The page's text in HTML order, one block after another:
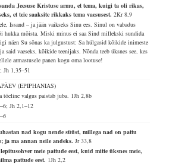
Jeesuse Kristuse armu, et tema, kuigi ta oli rikas,
et teie saaksite rikkaks tema vaesusest.2Kr 8,9
Issand – ja jään vaikseks Sinu ees. Sinul on vabadus
hukka mõista. Miski minus ei saa Sind millekski sundida
näen Su sõnas ka julgustust: Sa hülgasid kõikide inimeste
said vaeseks, kõikide teenijaks. Nõnda teeb üksnes see, kes
armastusele panen kogu oma lootuse!
Jh 1,35–51
(EPIPHANIAS)
tõeline valgus paistab juba. 1Jh 2,8b
Jh 2,1–12
nad kogu nende süüst, millega nad on pattu
ja ma annan neile andeks.Jr 33,8
meie pattude eest, kuid mitte üksnes meie,
pattude eest. 1Jh 2,2